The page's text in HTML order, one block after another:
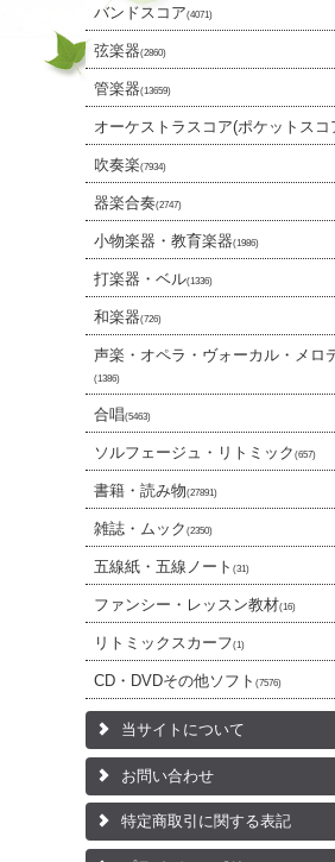
バンドスコア(4071)
弦楽器(2860)
管楽器(13659)
オーケストラスコア(ポケットスコ
吹奏楽(7934)
器楽合奏(2747)
小物楽器・教育楽器(1986)
打楽器・ベル(1336)
和楽器(726)
声楽・オペラ・ヴォーカル・メロ
(1386)
合唱(5463)
ソルフェージュ・リトミック (657)
書籍・読み物(27891)
雑誌・ムック (2350)
五線紙・五線ノート (31)
ファンシー・レッスン教材(16)
リトミックスカーフ(1)
CD・DVDその他ソフト (7576)
当サイトについて
お問い合わせ
特定商取引に関する表記